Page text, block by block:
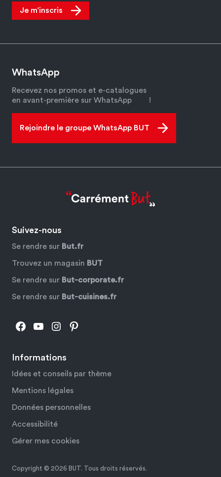
Je m’inscris
WhatsApp
Recevez nos promos et e-catalogues
en avant-première sur WhatsApp
!
Rejoindre le groupe WhatsApp BUT
Informations
Idées et conseils par thème
Mentions légales
Données personnelles
Accessibilité
Gérer mes cookies
Suivez-nous
Se rendre sur But.fr
Trouvez un magasin BUT
Se rendre sur But-corporate.fr
Se rendre sur But-cuisines.fr
Facebook
YouTube
Instagram
Pinterest
Copyright © 2026 BUT. Tous droits réservés.